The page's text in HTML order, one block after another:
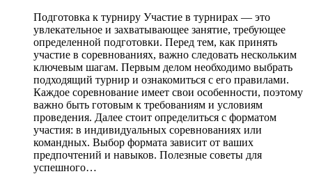
Подготовка к турниру Участие в турнирах — это
увлекательное и захватывающее занятие, требующее
определенной подготовки. Перед тем, как принять
участие в соревнованиях, важно следовать нескольким
ключевым шагам. Первым делом необходимо выбрать
подходящий турнир и ознакомиться с его правилами.
Каждое соревнование имеет свои особенности, поэтому
важно быть готовым к требованиям и условиям
проведения. Далее стоит определиться с форматом
участия: в индивидуальных соревнованиях или
командных. Выбор формата зависит от ваших
предпочтений и навыков. Полезные советы для
успешного…